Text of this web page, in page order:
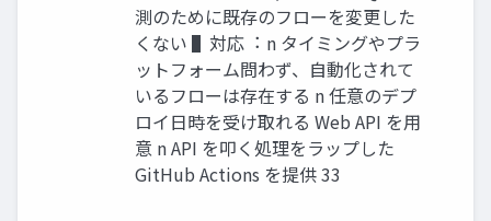
測のために既存のフローを変更した
くない ▌対応︓ n タイミングやプラ
ットフォーム問わず、⾃動化されて
いるフローは存在する n 任意のデプ
ロイ⽇時を受け取れる Web API を⽤
意 n API を叩く処理をラップした
GitHub Actions を提供 33